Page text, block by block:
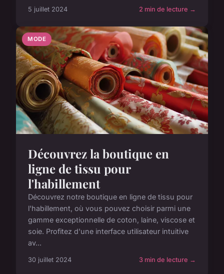
5 juillet 2024 2 min de lecture →
MODE
Découvrez la boutique en
ligne de tissu pour
l'habillement
Découvrez notre boutique en ligne de tissu pour
l'habillement, où vous pouvez choisir parmi une
gamme exceptionnelle de coton, laine, viscose et
soie. Profitez d'une interface utilisateur intuitive
av...
30 juillet 2024 3 min de lecture →